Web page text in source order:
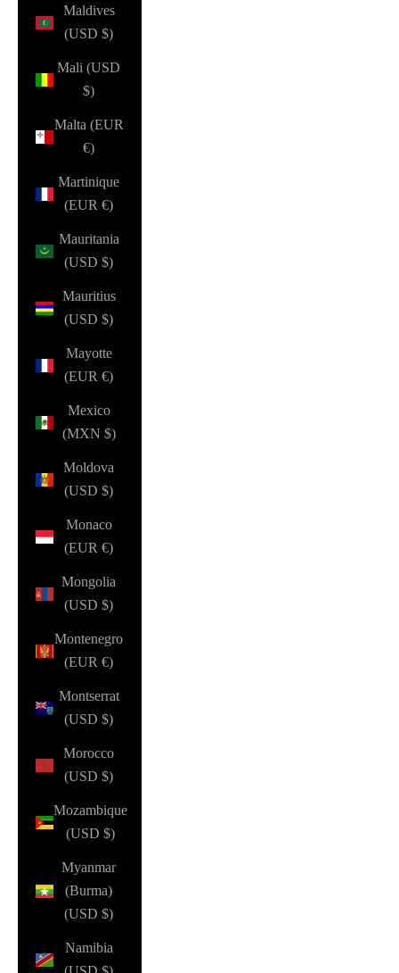
Maldives
(USD $)
Mali (USD
$)
Malta (EUR
€)
Martinique
(EUR €)
Mauritania
(USD $)
Mauritius
(USD $)
Mayotte
(EUR €)
Mexico
(MXN $)
Moldova
(USD $)
Monaco
(EUR €)
Mongolia
(USD $)
Montenegro
(EUR €)
Montserrat
(USD $)
Morocco
(USD $)
Mozambique
(USD $)
Myanmar
(Burma)
(USD $)
Namibia